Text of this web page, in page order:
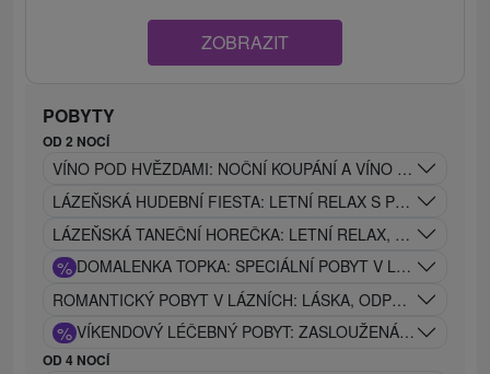
ZOBRAZIT
POBYTY
OD 2 NOCÍ
VÍNO POD HVĚZDAMI: NOČNÍ KOUPÁNÍ A VÍNO POD
LÁZEŇSKÁ HUDEBNÍ FIESTA: LETNÍ RELAX S
LÁZEŇSKÁ TANEČNÍ HOREČKA: LETNÍ RELAX, LÉČIVÉ
% DOMALENKA TOPKA: SPECIÁLNÍ POBYT V LÁZNÍCH V
ROMANTICKÝ POBYT V LÁZNÍCH: LÁSKA, ODPOČINEK A
% VÍKENDOVÝ LÉČEBNÝ POBYT: ZASLOUŽENÁ
OD 4 NOCÍ